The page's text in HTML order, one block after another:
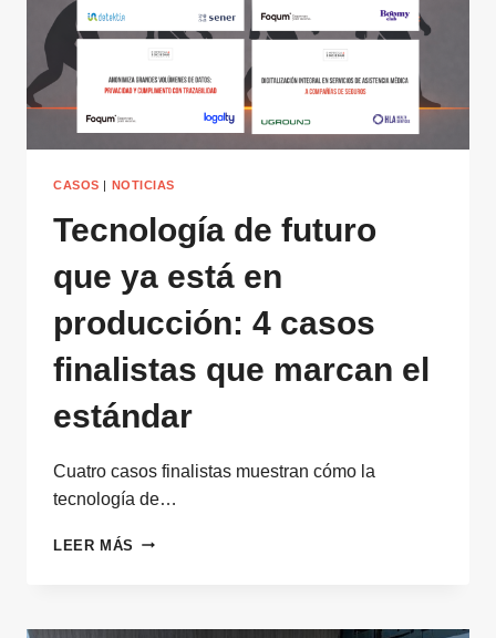
PARA
TU
EMPRESA
CASOS | NOTICIAS
Tecnología de futuro
que ya está en
producción: 4 casos
finalistas que marcan el
estándar
Cuatro casos finalistas muestran cómo la
tecnología de…
LEER MÁS TECNOLOGÍA
YA